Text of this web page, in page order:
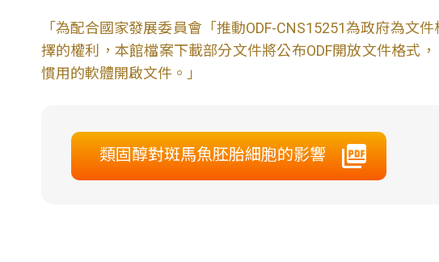
「為配合國家發展委員會「推動ODF-CNS15251為政府為文
擇的權利，本館檔案下載部分文件將公布ODF開放文件格式
慣用的軟體開啟文件。」
類固醇對斑馬魚胚胎細胞的影響